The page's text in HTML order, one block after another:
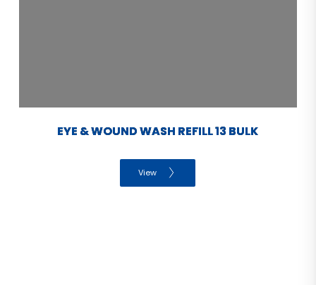
EYE & WOUND WASH REFILL 13 BULK
View